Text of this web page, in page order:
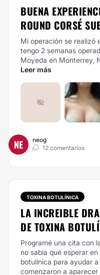
BUENA
ROUND CORSÉ
Mi operación se realizó
tengo 2 semanas
Moyeda en Monterrey,
Leer más
NE
neog
12 comentarios
TOXINA BOTULÍNICA
LA INCREIBLE
DE TOXINA
Programé una cita con
no sabía qué esperar
botulínica para ayudar
comenzaron a aparecer